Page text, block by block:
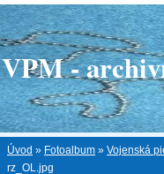
-
Úvod » Fotoalbum » Vojenská
rz_OL.jpg